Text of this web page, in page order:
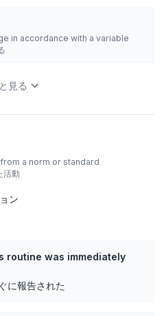
in accordance with a variable
見る
a norm or standard
活動
ン
routine was immediately
に報告された